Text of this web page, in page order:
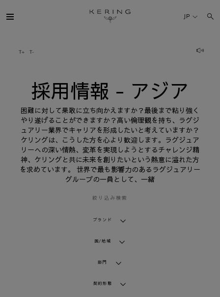
用
情
サステナビリティ
FINANCE
採用情報
JP
採用情報 - アジア
困難に対して果敢に立ち向かえますか？最後まで粘り強く
やり遂げることができますか？高い倫理観を持ち、ラグジ
ュアリー業界でキャリアを形成したいと考えていますか？
ケリングは、こうした方を心より歓迎します。ラグジュア
リーへの深い情熱、変革を実現しようとするチャレンジ精
神、ケリングと共に未来を創りたいという熱意に溢れた方
を求めています。 世界で最も影響力のあるラグジュアリー
グループの一員として、一緒
絞り込み検索
ブランド
国/地域
部門
契約形態